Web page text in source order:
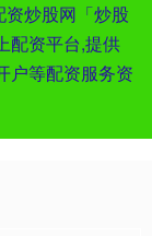
炒股网「炒股
配资平台,提供
户等配资服务资